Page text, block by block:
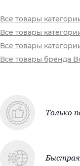
Все товары
Все товары
Все товары
Все товары бренда
Только